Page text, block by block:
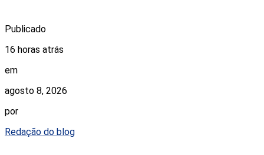
Publicado
16 horas atrás
em
agosto 8, 2026
por
Redação do blog